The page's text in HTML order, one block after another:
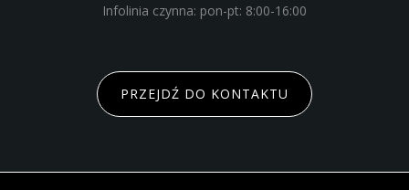
Infolinia czynna: pon-pt: 8:00-16:00
PRZEJDŹ DO KONTAKTU